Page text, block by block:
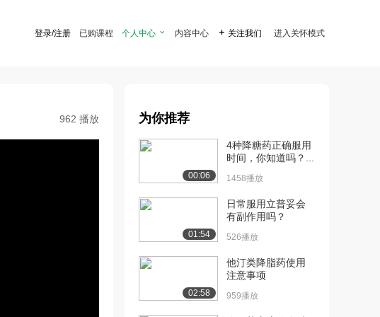
登录/注册 已购课程 个人中心  内容中心  关注我们 进入关怀模式
962 播放 为你推荐
00:06
4种降糖药正确服用
时间，你知道吗？...
1458播放
01:54
日常服用立普妥会
有副作用吗？
526播放
02:58
他汀类降脂药使用
注意事项
959播放